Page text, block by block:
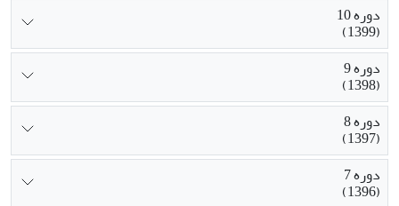
دوره 10
(1399)
دوره 9
(1398)
دوره 8
(1397)
دوره 7
(1396)